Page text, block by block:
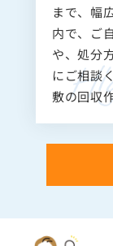
まで、幅
内で、ご
や、処分
にご相談
敷の回収